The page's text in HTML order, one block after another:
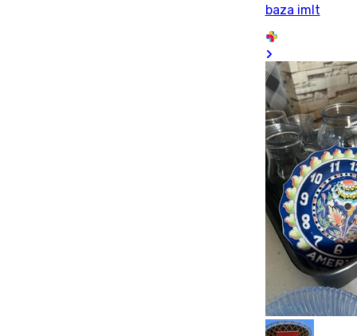
baza imlt